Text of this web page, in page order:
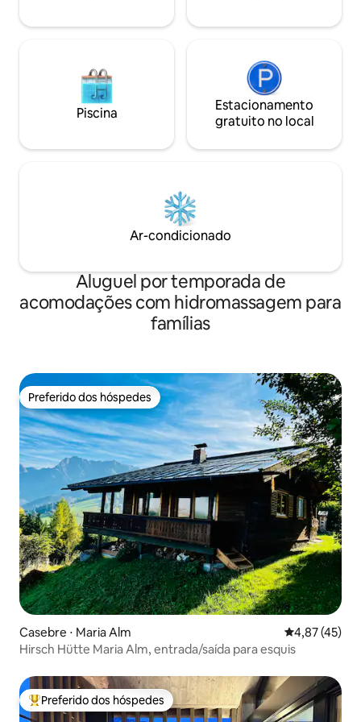
Piscina
Estacionamento
gratuito no local
Ar-condicionado
Aluguel por temporada de
acomodações com hidromassagem para
famílias
Preferido dos hóspedes
Preferido dos hóspedes
Casebre ⋅ Maria Alm 4,87 de uma
4,87 (45)
Hirsch Hütte Maria Alm, entrada/saída para esquis
Entre os melhores preferidos dos hóspedes
Preferido dos hóspedes